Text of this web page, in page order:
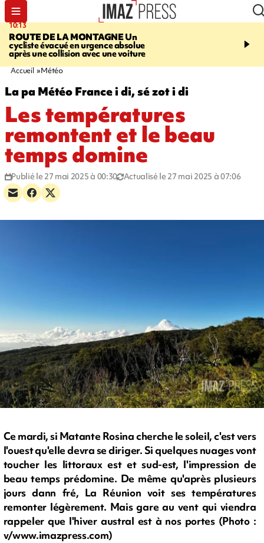
10:13
ROUTE DE LA MONTAGNEUn
cycliste évacué en urgence absolue
après une collision avec une voiture
12:23
peuvent éclater et
Accueil Météo
La pa Météo France i di, sé zot i di
Les températures
remontent et le beau
temps domine
Publié le 27 mai 2025 à 00:30 Actualisé le 27 mai 2025 à 07:06
Ce mardi, si Matante Rosina cherche le soleil, c'est vers
l'ouest qu'elle devra se diriger. Si quelques nuages vont
toucher les littoraux est et sud-est, l'impression de
beau temps prédomine. De même qu'après plusieurs
jours dann fré, La Réunion voit ses températures
remonter légèrement. Mais gare au vent qui viendra
rappeler que l'hiver austral est à nos portes (Photo :
v/www.imazpress.com)